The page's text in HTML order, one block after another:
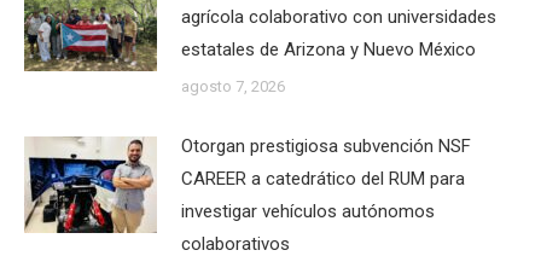
agrícola colaborativo con universidades
estatales de Arizona y Nuevo México
agosto 7, 2026
Otorgan prestigiosa subvención NSF
CAREER a catedrático del RUM para
investigar vehículos autónomos
colaborativos